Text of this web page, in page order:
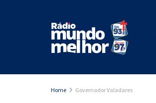
Home Governador Valadares